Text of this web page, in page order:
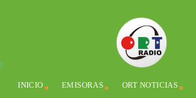
INICIO EMISORAS ORT NOTICIAS